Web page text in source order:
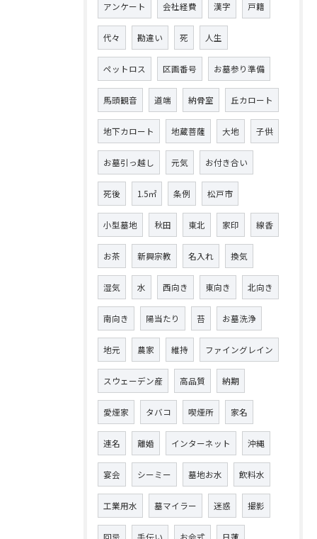
アンケート 会社経費 漢字 戸籍
代々 勘違い 死 人生
ペットロス 区画番号 お墓参り準備
馬頭観音 道端 納骨室 丘カロート
地下カロート 地蔵菩薩 大地 子供
お墓引っ越し 元気 お付き合い
死後 1.5㎡ 条例 松戸市
小型墓地 秋田 東北 家印 線香
お茶 新興宗教 名入れ 換気
湿気 水 西向き 東向き 北向き
南向き 陽当たり 苔 お墓洗浄
地元 農家 維持 ファイングレイン
スウェーデン産 高品質 納期
愛煙家 タバコ 喫煙所 家名
連名 離婚 インターネット 沖縄
宴会 シーミー 墓地お水 飲料水
工業用水 墓マイラー 迷惑 撮影